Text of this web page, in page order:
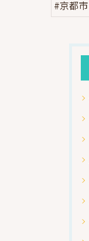
#京都市